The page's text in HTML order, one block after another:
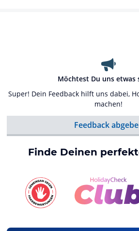
Möchtest Du uns etwas
Super! Dein Feedback hilft uns dabei,
machen!
Feedback
Finde Deinen